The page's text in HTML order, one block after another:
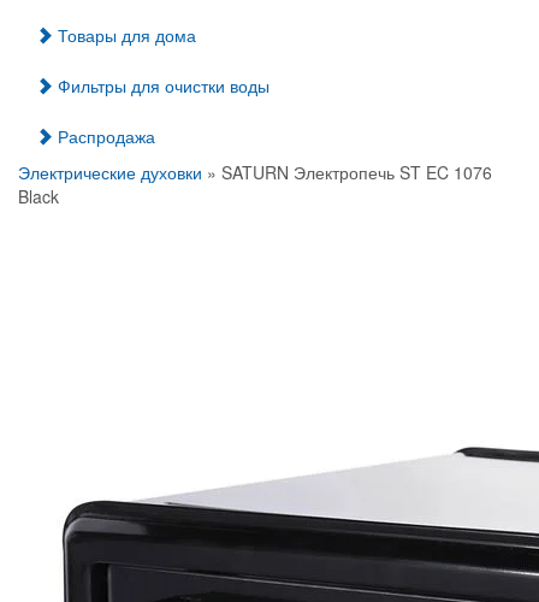
Товары для дома
Фильтры для очистки воды
Распродажа
Электрические духовки » SATURN Электропечь ST EC 1076
Black